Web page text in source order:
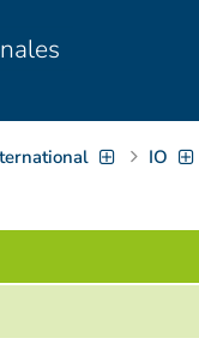
IO